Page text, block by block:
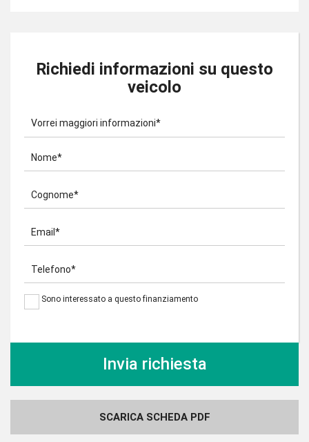
Richiedi informazioni su questo
veicolo
Vorrei maggiori informazioni*
Nome*
Cognome*
Email*
Telefono*
Sono interessato a questo finanziamento
SCARICA SCHEDA PDF